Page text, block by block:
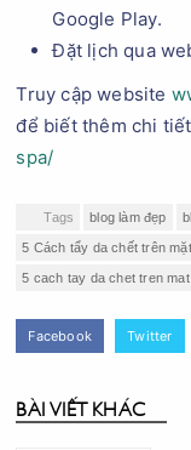
Google Play.
Đặt lịch qua
Truy cập website
để biết thêm chi
spa/
Tags blog làm đẹp
5 Cách tẩy da chết trên
5 cach tay da chet tren
Facebook Twitter
BÀI VIẾT KHÁC